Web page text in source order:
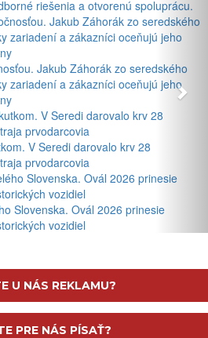
riešenia a otvorenú spoluprácu.
Jakub Záhorák zo seredského
zariadení a zákazníci oceňujú jeho
V Seredi darovalo krv 28
prvodarcovia
Slovenska. Ovál 2026 prinesie
vozidiel
U NÁS REKLAMU?
PRE NÁS PÍSAŤ?